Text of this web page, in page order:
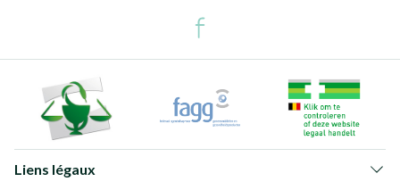
Liens légaux